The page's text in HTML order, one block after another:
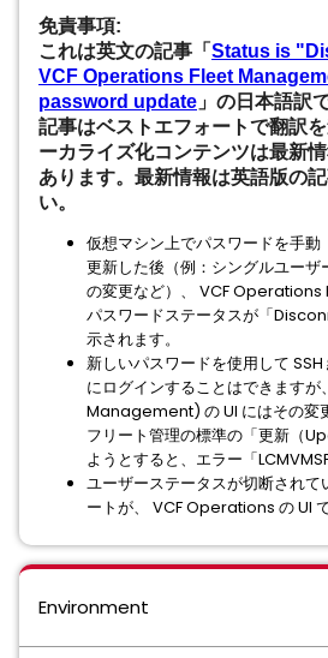
免責事項:
これは英文の記事「 Status is
VCF Operations Fleet
password update 」の日本語訳
記事はベストエフォートで翻訳
ーカライズ化コンテンツは最新
あります。最新情報は英語版の
い。
仮想マシン上でパスワードを手
更新した後（例：シングルユーザ
の変更など）、 VCF
パスワードステータスが「
示されます。
新しいパスワードを使用して
にログインすることはできます
Management) の UI にはその変
フリート管理の標準の「更新（
ようとすると、エラー「
ユーザーステータスが切断されて
ートが、 VCF Operations の UI
Environment